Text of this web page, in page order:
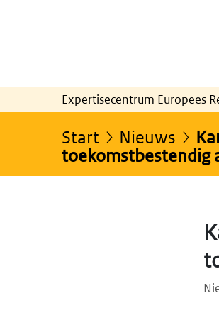
Expertisecentrum Europees
Start Nieuws
toekomstbestendig